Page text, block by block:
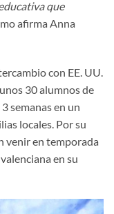
que
afirma Anna
con EE. UU.
30 alumnos de
semanas en un
locales. Por su
venir en temporada
en su